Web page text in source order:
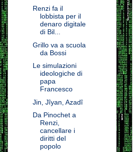
Renzi fa il
lobbista per il
denaro digitale
di Bil...
Grillo va a scuola
da Bossi
Le simulazioni
ideologiche di
papa
Francesco
Jin, Jîyan, Azadî
Da Pinochet a
Renzi,
cancellare i
diritti del
popolo